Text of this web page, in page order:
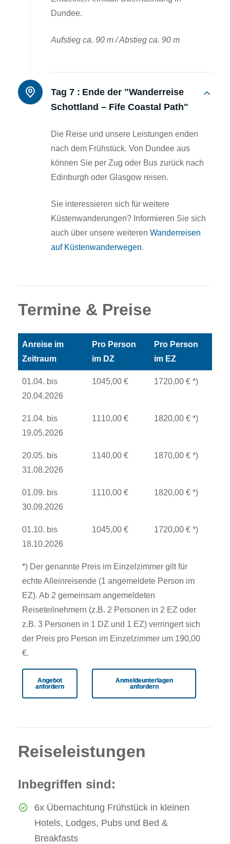
Dundee.
Aufstieg ca. 90 m / Abstieg ca. 90 m
Tag 7 : Ende der "Wanderreise
Schottland – Fife Coastal Path"
Die Reise und unsere Leistungen enden
nach dem Frühstück. Von Dundee aus
können Sie per Zug oder Bus zurück nach
Edinburgh oder Glasgow reisen.
Sie interessieren sich für weitere
Küstenwanderungen? Informieren Sie sich
auch über unsere weiteren Wanderreisen
auf Küstenwanderwegen.
Termine & Preise
Anreise im
Zeitraum
Pro Person
im DZ
Pro Person
im EZ
01.04. bis
20.04.2026
1045,00 € 1720,00 € *)
21.04. bis
19.05.2026
1110,00 € 1820,00 € *)
20.05. bis
31.08.2026
1140,00 € 1870,00 € *)
01.09. bis
30.09.2026
1110,00 € 1820,00 € *)
01.10. bis
18.10.2026
1045,00 € 1720,00 € *)
*) Der genannte Preis im Einzelzimmer gilt für
echte Alleinreisende (1 angemeldete Person im
EZ). Ab 2 gemeinsam angemeldeten
Reiseteilnehmern (z.B. 2 Personen in 2 EZ oder
z.B. 3 Personen in 1 DZ und 1 EZ) verringert sich
der Preis pro Person im Einzelzimmer um 190,00
€.
Angebot
anfordern
Anmeldeunterlagen
anfordern
Reiseleistungen
Inbegriffen sind:
6x Übernachtung Frühstück in kleinen
Hotels, Lodges, Pubs und Bed &
Breakfasts